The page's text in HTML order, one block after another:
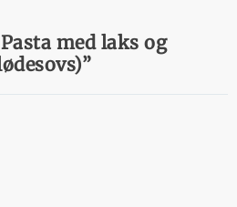
med laks og